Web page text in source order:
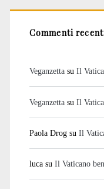
Commenti
Veganzettasu Il
Veganzettasu Il
Paola Drogsu Il
lucasu Il Vaticano